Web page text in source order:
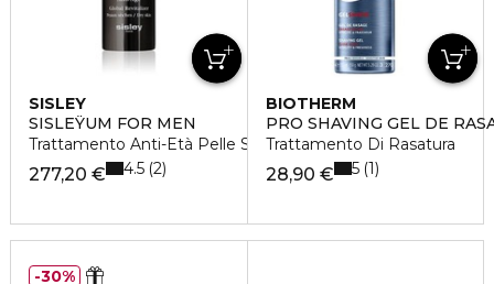
SISLEY
SISLEŸUM FOR MEN
Trattamento Anti-Età Pelle Secca
277,20 € 4.5 2
BIOTHERM
PRO SHAVING GEL DE
Trattamento Di Rasatura
28,90 € 5 1
30%